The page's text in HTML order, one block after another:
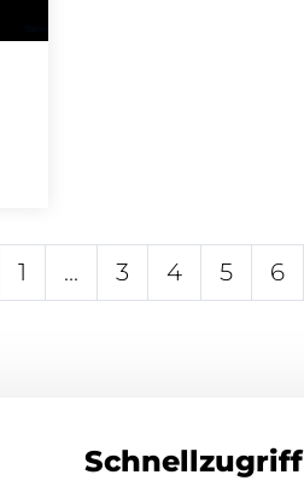
1 ... 3 4 5 6
Schnellzugriff